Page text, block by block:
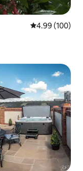
คะแนนเฉลี่ย
4.99 (100)